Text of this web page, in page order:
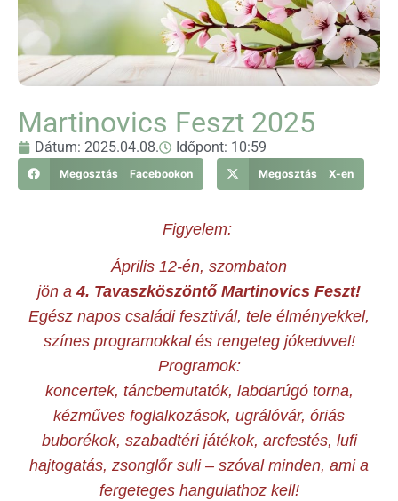
Martinovics Feszt 2025
Dátum: 2025.04.08. Időpont: 10:59
Megosztás Facebookon Megosztás X-en
Figyelem:
Április 12-én, szombaton
jön a4. Tavaszköszöntő Martinovics Feszt!
Egész napos családi fesztivál, tele élményekkel,
színes programokkal és rengeteg jókedvvel!
Programok:
koncertek, táncbemutatók, labdarúgó torna,
kézműves foglalkozások, ugrálóvár, óriás
buborékok, szabadtéri játékok, arcfestés, lufi
hajtogatás, zsonglőr suli – szóval minden, ami a
fergeteges hangulathoz kell!